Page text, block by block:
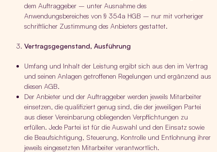
dem Auftraggeber – unter Ausnahme des
Anwendungsbereiches von § 354a HGB – nur mit vorheriger
schriftlicher Zustimmung des Anbieters gestattet.
Vertragsgegenstand, Ausführung
Umfang und Inhalt der Leistung ergibt sich aus den im Vertrag
und seinen Anlagen getroffenen Regelungen und ergänzend aus
diesen AGB.
Der Anbieter und der Auftraggeber werden jeweils Mitarbeiter
einsetzen, die qualifiziert genug sind, die der jeweiligen Partei
aus dieser Vereinbarung obliegenden Verpflichtungen zu
erfüllen. Jede Partei ist für die Auswahl und den Einsatz sowie
die Beaufsichtigung, Steuerung, Kontrolle und Entlohnung ihrer
jeweils eingesetzten Mitarbeiter verantwortlich.